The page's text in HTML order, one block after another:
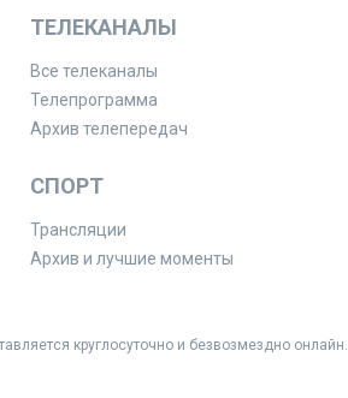
ТЕЛЕКАНАЛЫ
Все телеканалы
Телепрограмма
Архив телепередач
СПОРТ
Трансляции
Архив и лучшие моменты
круглосуточно и безвозмездно онлайн.